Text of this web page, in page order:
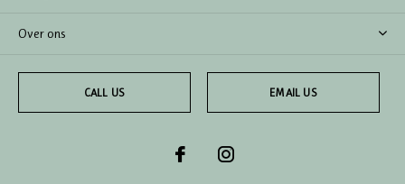
Over ons
CALL US EMAIL US